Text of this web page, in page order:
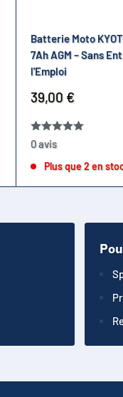
Batterie Moto
7Ah AGM – Sans
l'Emploi
Prix
réduit
39,00 €
0 avis
Plus que 2 en